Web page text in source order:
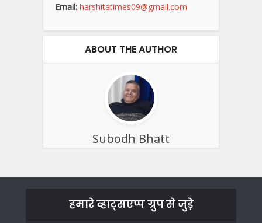
Email: harshitatimes09@gmail.com
ABOUT THE AUTHOR
Subodh Bhatt
हमारे व्हाट्सएप्प ग्रुप से जुड़े